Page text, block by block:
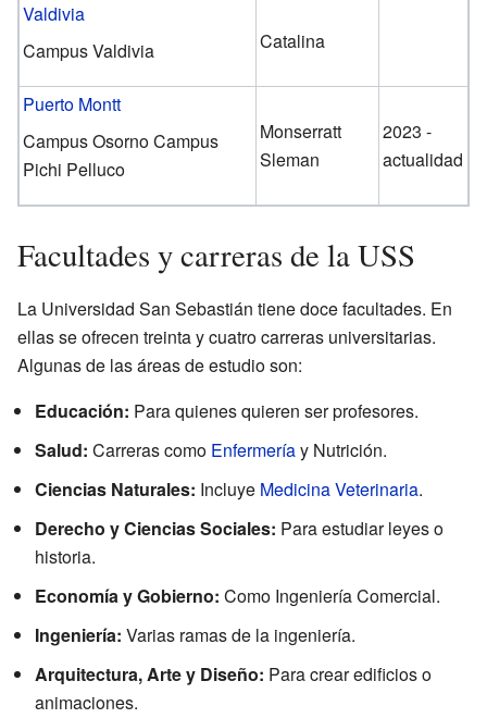
Valdivia
Campus Valdivia
Catalina
Puerto Montt
Campus Osorno Campus
Pichi Pelluco
Monserratt
Sleman
2023 -
actualidad
Facultades y carreras de la USS
La Universidad San Sebastián tiene doce facultades. En
ellas se ofrecen treinta y cuatro carreras universitarias.
Algunas de las áreas de estudio son:
Educación: Para quienes quieren ser profesores.
Salud: Carreras como Enfermeríay Nutrición.
Ciencias Naturales: Incluye Medicina Veterinaria.
Derecho y Ciencias Sociales: Para estudiar leyes o
historia.
Economía y Gobierno: Como Ingeniería Comercial.
Ingeniería: Varias ramas de la ingeniería.
Arquitectura, Arte y Diseño: Para crear edificios o
animaciones.